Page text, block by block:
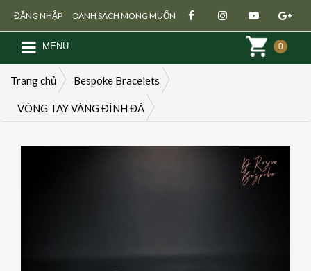
DANH SÁCH MONG MUỐN
ĐĂNG NHẬP
MENU 0
Trang chủ Bespoke Bracelets
VÒNG TAY VÀNG ĐÍNH ĐÁ